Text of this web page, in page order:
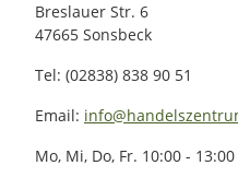
Breslauer Str. 6
47665 Sonsbeck
Tel: (02838) 838 90 51
Email:
Mo, Mi, Do, Fr. 10:00 -